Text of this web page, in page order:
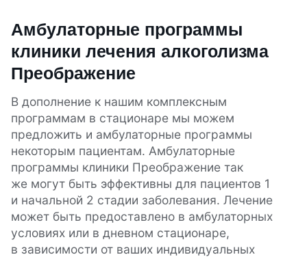
Амбулаторные программы
клиники лечения алкоголизма
Преображение
В дополнение к нашим комплексным
программам в стационаре мы можем
предложить и амбулаторные программы
некоторым пациентам. Амбулаторные
программы клиники Преображение так
же могут быть эффективны для пациентов 1
и начальной 2 стадии заболевания. Лечение
может быть предоставлено в амбулаторных
условиях или в дневном стационаре,
в зависимости от ваших индивидуальных